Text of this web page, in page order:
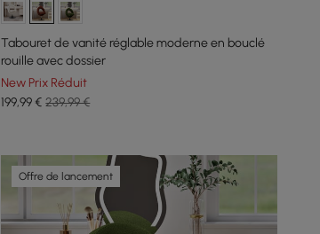
Tabouret de vanité réglable moderne en bouclé
rouille avec dossier
New Prix Réduit
199,99€ 239,99 €
Offre de lancement